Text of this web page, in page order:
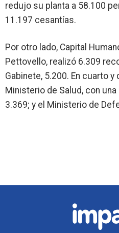
redujo su planta a 58.100
11.197 cesantías.
Por otro lado, Capital
Pettovello, realizó 6.309
Gabinete, 5.200. En cuarto y
Ministerio de Salud, con
3.369; y el Ministerio de